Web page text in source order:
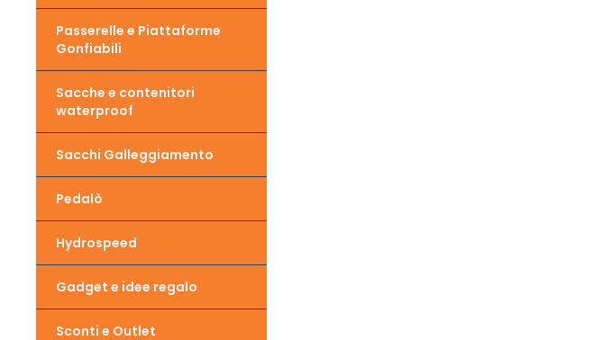
Passerelle e Piattaforme
Gonfiabili
Sacche e contenitori
waterproof
Sacchi Galleggiamento
Pedalò
Hydrospeed
Gadget e idee regalo
Sconti e Outlet